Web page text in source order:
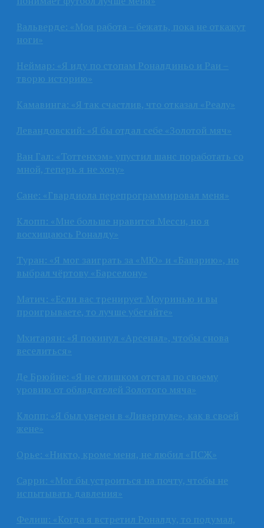
Вальверде: «Моя работа – бежать, пока не откажут
ноги»
Неймар: «Я иду по стопам Роналдиньо и Раи –
творю историю»
Камавинга: «Я так счастлив, что отказал «Реалу»
Левандовский: «Я бы отдал себе «Золотой мяч»
Ван Гал: «Тоттенхэм» упустил шанс поработать со
мной, теперь я не хочу»
Сане: «Гвардиола перепрограммировал меня»
Клопп: «Мне больше нравится Месси, но я
восхищаюсь Роналду»
Туран: «Я мог заиграть за «МЮ» и «Баварию», но
выбрал чёртову «Барселону»
Матич: «Если вас тренирует Моуринью и вы
проигрываете, то лучше убегайте»
Мхитарян: «Я покинул «Арсенал», чтобы снова
веселиться»
Де Брюйне: «Я не слишком отстал по своему
уровню от обладателей Золотого мяча»
Клопп: «Я был уверен в «Ливерпуле», как в своей
жене»
Орье: «Никто, кроме меня, не любил «ПСЖ»
Сарри: «Мог бы устроиться на почту, чтобы не
испытывать давления»
Фелиш: «Когда я встретил Роналду, то подумал,